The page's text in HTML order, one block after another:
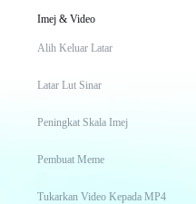
Imej & Video
Alih Keluar Latar
Latar Lut Sinar
Peningkat Skala Imej
Pembuat Meme
Tukarkan Video Kepada MP4